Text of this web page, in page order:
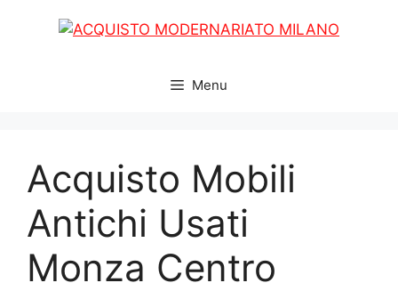
Menu
Acquisto Mobili
Antichi Usati
Monza Centro